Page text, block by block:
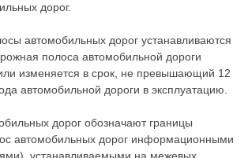
дорог.
автомобильных дорог устанавливаются
полоса автомобильной дороги
изменяется в срок, не превышающий 12
автомобильной дороги в эксплуатацию.
дорог обозначают границы
автомобильных дорог информационными